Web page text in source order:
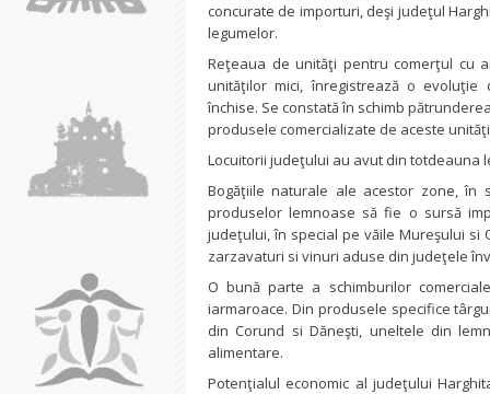
concurate de importuri, deşi judeţul
legumelor.
Reţeaua de unităţi pentru comerţul cu
unităţilor mici, înregistrează o evoluţie
închise. Se constată în schimb
produsele comercializate de aceste
Locuitorii judeţului au avut din totdeauna
Bogăţiile naturale ale acestor zone, în
produselor lemnoase să fie o sursă
judeţului, în special pe văile Mureşului si
zarzavaturi si vinuri aduse din judeţele
O bună parte a schimburilor
iarmaroace. Din produsele specifice
din Corund si Dăneşti, uneltele din
alimentare.
Potenţialul economic al judeţului